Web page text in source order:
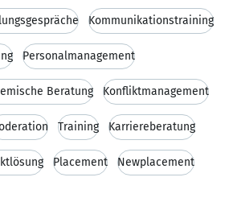
Kommunikationstraining
Personalmanagement
Beratung Konfliktmanagement
Training Karriereberatung
Placement Newplacement